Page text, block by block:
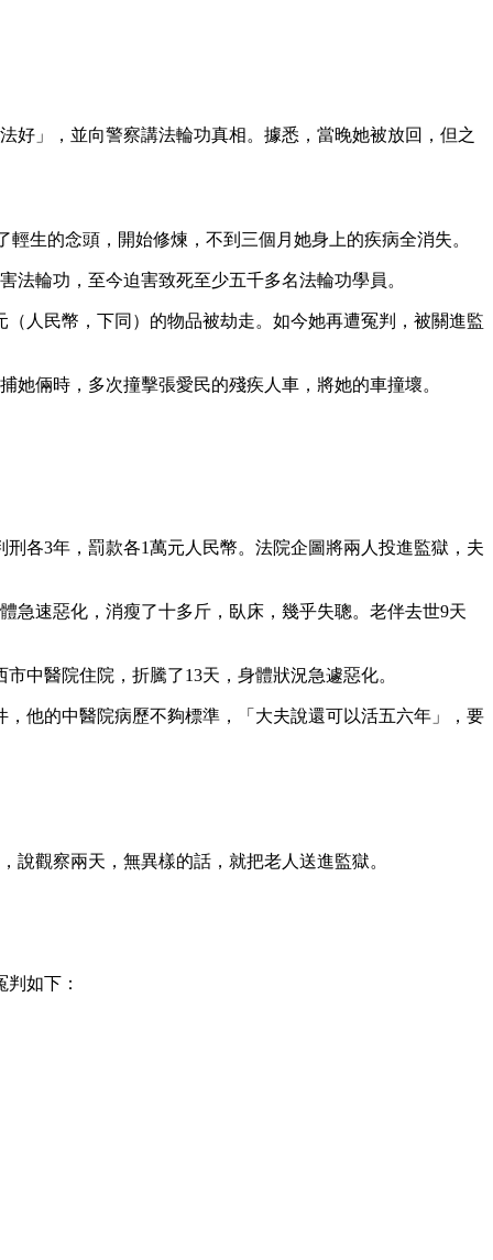
好」，並向警察講法輪功真相。據悉，當晚她被放回，但之
生的念頭，開始修煉，不到三個月她身上的疾病全消失。
法輪功，至今迫害致死至少五千多名法輪功學員。
人民幣，下同）的物品被劫走。如今她再遭冤判，被關進監
她倆時，多次撞擊張愛民的殘疾人車，將她的車撞壞。
各3年，罰款各1萬元人民幣。法院企圖將兩人投進監獄，夫
急速惡化，消瘦了十多斤，臥床，幾乎失聰。老伴去世9天
中醫院住院，折騰了13天，身體狀況急遽惡化。
他的中醫院病歷不夠標準，「大夫說還可以活五六年」，要
觀察兩天，無異樣的話，就把老人送進監獄。
如下：